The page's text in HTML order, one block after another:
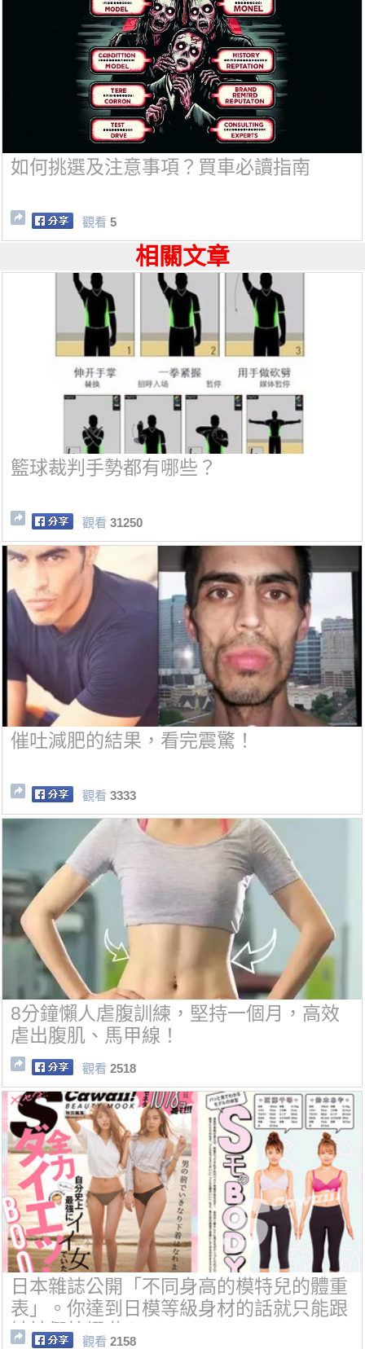
如何挑選及注意事項？買車必讀指南
觀看 5
相關文章
籃球裁判手勢都有哪些？
觀看 31250
催吐減肥的結果，看完震驚！
觀看 3333
8分鐘懶人虐腹訓練，堅持一個月，高效
虐出腹肌、馬甲線！
觀看 2518
日本雜誌公開「不同身高的模特兒的體重
表」。你達到日模等級身材的話就只能跟
姊妹們炫耀啦！
觀看 2158